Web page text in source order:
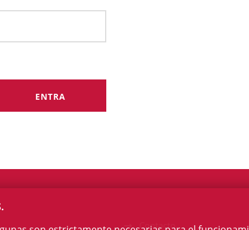
Contacto